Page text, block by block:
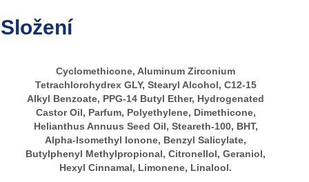
Složení
Cyclomethicone, Aluminum Zirconium
Tetrachlorohydrex GLY, Stearyl Alcohol, C12-15
Alkyl Benzoate, PPG-14 Butyl Ether, Hydrogenated
Castor Oil, Parfum, Polyethylene, Dimethicone,
Helianthus Annuus Seed Oil, Steareth-100, BHT,
Alpha-Isomethyl Ionone, Benzyl Salicylate,
Butylphenyl Methylpropional, Citronellol, Geraniol,
Hexyl Cinnamal, Limonene, Linalool.